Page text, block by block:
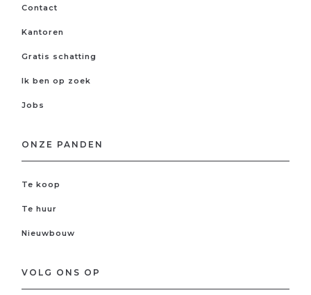
Contact
Kantoren
Gratis schatting
Ik ben op zoek
Jobs
ONZE PANDEN
Te koop
Te huur
Nieuwbouw
VOLG ONS OP